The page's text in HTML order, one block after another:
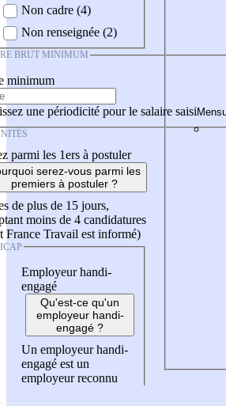
Non cadre (4)
Non renseignée (2)
BRUT MINIMUM
minimum
une périodicité pour le salaire saisi
parmi les 1ers à postuler
serez-vous parmi les
premiers à postuler ?
de plus de 15 jours,
moins de 4 candidatures
France Travail est informé)
Employeur handi-
engagé
Qu'est-ce qu'un
employeur handi-
engagé ?
Un employeur handi-
engagé est un
employeur reconnu